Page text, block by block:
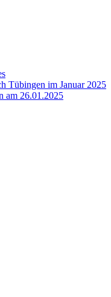
Tübingen im Januar 2025
am 26.01.2025